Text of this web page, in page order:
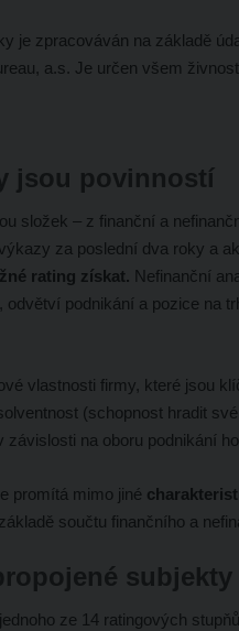
je zpracováván na základě
a.s. Je určen všem
jsou povinností
složek – z finanční a
za poslední dva roky a
rating získat. Nefinanční
odvětví podnikání a pozice na
vlastnosti firmy, které jsou
(schopnost hradit
na oboru podnikání
promítá mimo jiné
součtu finančního a
subjekty
ze 14 ratingových